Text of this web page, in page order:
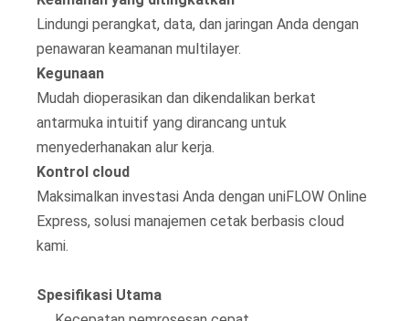
Lindungi perangkat, data, dan jaringan Anda dengan
penawaran keamanan multilayer.
Kegunaan
Mudah dioperasikan dan dikendalikan berkat
antarmuka intuitif yang dirancang untuk
menyederhanakan alur kerja.
Kontrol cloud
Maksimalkan investasi Anda dengan uniFLOW Online
Express, solusi manajemen cetak berbasis cloud
kami.
Spesifikasi Utama